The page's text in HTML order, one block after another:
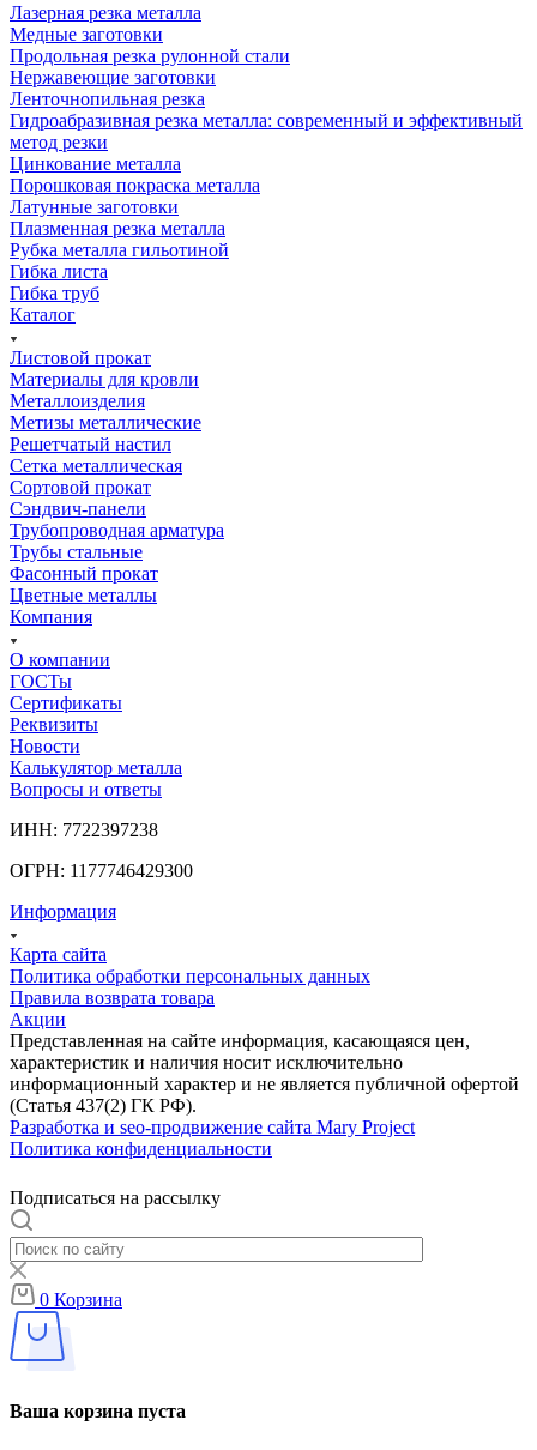
Лазерная резка металла
Медные заготовки
Продольная резка рулонной стали
Нержавеющие заготовки
Ленточнопильная резка
Гидроабразивная резка металла: современный и эффективный
метод резки
Цинкование металла
Порошковая покраска металла
Латунные заготовки
Плазменная резка металла
Рубка металла гильотиной
Гибка листа
Гибка труб
Каталог
Листовой прокат
Материалы для кровли
Металлоизделия
Метизы металлические
Решетчатый настил
Сетка металлическая
Сортовой прокат
Сэндвич-панели
Трубопроводная арматура
Трубы стальные
Фасонный прокат
Цветные металлы
Компания
О компании
ГОСТы
Сертификаты
Реквизиты
Новости
Калькулятор металла
Вопросы и ответы
ИНН: 7722397238
ОГРН: 1177746429300
Информация
Карта сайта
Политика обработки персональных данных
Правила возврата товара
Акции
Представленная на сайте информация, касающаяся цен,
характеристик и наличия носит исключительно
информационный характер и не является публичной офертой
(Статья 437(2) ГК РФ).
Разработка и seo-продвижение сайта Mary Project
Политика конфиденциальности
Подписаться на рассылку
0 Корзина
Ваша корзина пуста